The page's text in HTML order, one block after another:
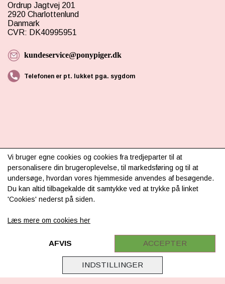
Ordrup Jagtvej 201
2920 Charlottenlund
Danmark
CVR: DK40995951
kundeservice@ponypiger.dk
Telefonen er pt. lukket pga. sygdom
INFORMATION
Om os
Levering & betaling
Retur
Samarbejde
Cookie & Privatlivsoplysninger
Vi bruger egne cookies og cookies fra tredjeparter til at
personalisere din brugeroplevelse, til markedsføring og til at
undersøge, hvordan vores hjemmeside anvendes af besøgende.
Du kan altid tilbagekalde dit samtykke ved at trykke på linket
'Cookies' nederst på siden.
Læs mere om cookies her
INDSTILLINGER
AFVIS ACCEPTER